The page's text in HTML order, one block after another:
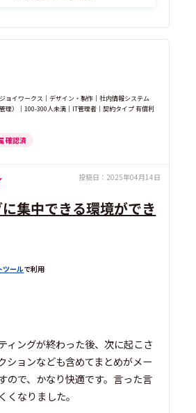
ョイワークス｜デザイン・製作｜社内情報システム
管理）｜100-300人未満｜IT管理者｜契約タイプ 有償利
確認済
投稿日： 2025年04月14日
集中できる環境ができ
ツールで利用
ィングが終わった後、次に起こさ
ションなども含めてまとめがメー
ので、かなり快適です。言った言
くなりました。